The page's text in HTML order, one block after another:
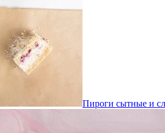
Пироги сытные и